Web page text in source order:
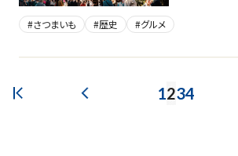
#さつまいも #歴史 #グルメ
最初のページPREV 1234